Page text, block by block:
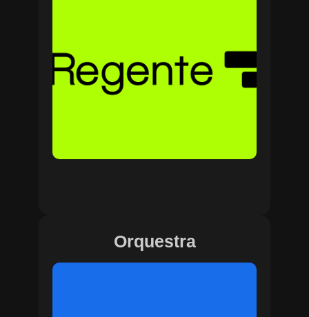
Orquestra